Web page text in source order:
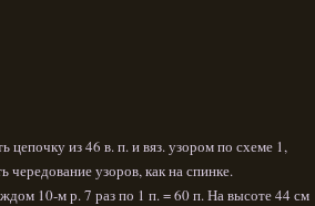
цепочку из 46 в. п. и вяз. узором по схеме 1,
чередование узоров, как на спинке.
10-м р. 7 раз по 1 п. = 60 п. На высоте 44 см